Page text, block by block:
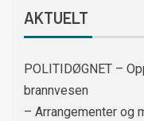
AKTUELT
POLITIDØGNET –
brannvesen
– Arrangementer og